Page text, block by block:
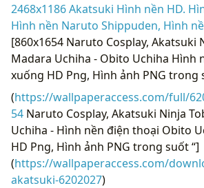
2468x1186 Akatsuki Hình nền HD.
Hình nền Naruto Shippuden, Hình
[860x1654 Naruto Cosplay, Akatsuki
Madara Uchiha - Obito Uchiha Hình
xuống HD Png, Hình ảnh PNG trong
(https://wallpaperaccess.com/full/
54 Naruto Cosplay, Akatsuki Ninja
Uchiha - Hình nền điện thoại Obito
HD Png, Hình ảnh PNG trong suốt “]
(https://wallpaperaccess.com/
akatsuki-6202027)